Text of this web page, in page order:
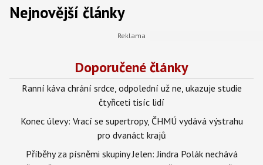
Nejnovější články
Doporučené články
Ranní káva chrání srdce, odpolední už ne, ukazuje studie
čtyřiceti tisíc lidí
Konec úlevy: Vrací se supertropy, ČHMÚ vydává výstrahu
pro dvanáct krajů
Příběhy za písněmi skupiny Jelen: Jindra Polák nechává